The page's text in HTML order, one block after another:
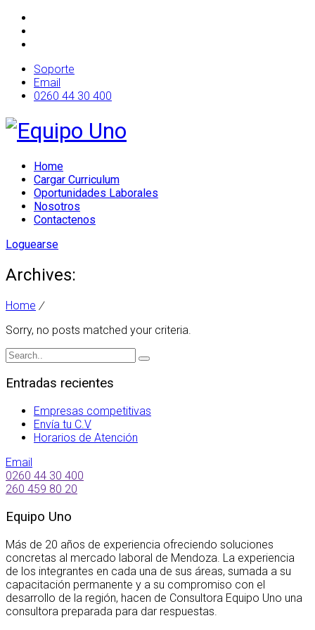
Soporte
Email
0260 44 30 400
Home
Cargar Curriculum
Oportunidades Laborales
Nosotros
Contactenos
Loguearse
Archives:
Home /
Sorry, no posts matched your criteria.
Entradas recientes
Empresas competitivas
Envía tu C.V
Horarios de Atención
Email
0260 44 30 400
260 459 80 20
Equipo Uno
Más de 20 años de experiencia ofreciendo soluciones
concretas al mercado laboral de Mendoza. La experiencia
de los integrantes en cada una de sus áreas, sumada a su
capacitación permanente y a su compromiso con el
desarrollo de la región, hacen de Consultora Equipo Uno una
consultora preparada para dar respuestas.